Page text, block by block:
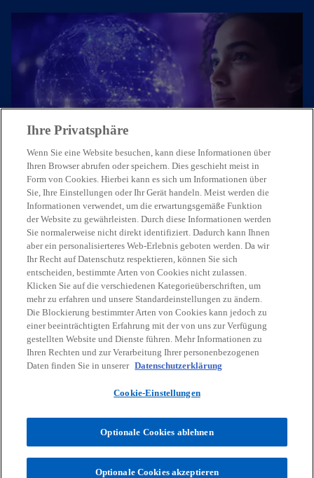
Treten Sie mit uns in Kontakt
Unsere Expert:innen freuen sich,
von Ihnen zu hören.
Kontaktieren Sie uns
Kontakt
Ihre Privatsphäre
Wenn Sie eine Website besuchen, kann diese Informationen über
Ihren Browser abrufen oder speichern. Dies geschieht meist in
Form von Cookies. Hierbei kann es sich um Informationen über
Sie, Ihre Einstellungen oder Ihr Gerät handeln. Meist werden die
Informationen verwendet, um die erwartungsgemäße Funktion
der Website zu gewährleisten. Durch diese Informationen werden
Sie normalerweise nicht direkt identifiziert. Dadurch kann Ihnen
aber ein personalisierteres Web-Erlebnis geboten werden. Da wir
Ihr Recht auf Datenschutz respektieren, können Sie sich
entscheiden, bestimmte Arten von Cookies nicht zulassen.
Klicken Sie auf die verschiedenen Kategorieüberschriften, um
mehr zu erfahren und unsere Standardeinstellungen zu ändern.
Die Blockierung bestimmter Arten von Cookies kann jedoch zu
einer beeinträchtigten Erfahrung mit der von uns zur Verfügung
gestellten Website und Dienste führen. Mehr Informationen zu
Ihren Rechten und zur Verarbeitung Ihrer personenbezogenen
Daten finden Sie in unserer Datenschutzerklärung
Cookie-Einstellungen
Optionale Cookies ablehnen
Optionale Cookies akzeptieren